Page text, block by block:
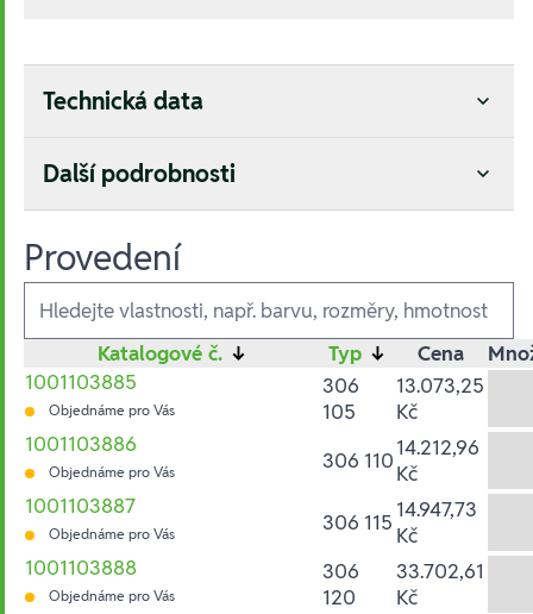
Technická data
Další podrobnosti
Provedení
Ausführungen
Katalogové č. ↓ Typ ↓ Cena
1001103885
Objednáme pro Vás
306
105
13.073,25
Kč
1001103886
Objednáme pro Vás 306 11014.212,96
Kč
1001103887
Objednáme pro Vás 306 115 14.947,73
Kč
1001103888
Objednáme pro Vás
306
120
33.702,61
Kč